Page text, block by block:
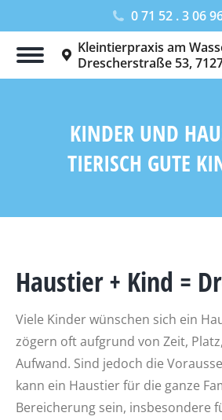
0 71 52 . 3 06
Kleintierpraxis am
Drescherstraße 53,
KINDER UND
TIERISCH GUTE
Haustier + Kind =
Viele Kinder wünschen sich ein
zögern oft aufgrund von Zeit,
Aufwand. Sind jedoch die
kann ein Haustier für die ganze
Bereicherung sein, insbesondere